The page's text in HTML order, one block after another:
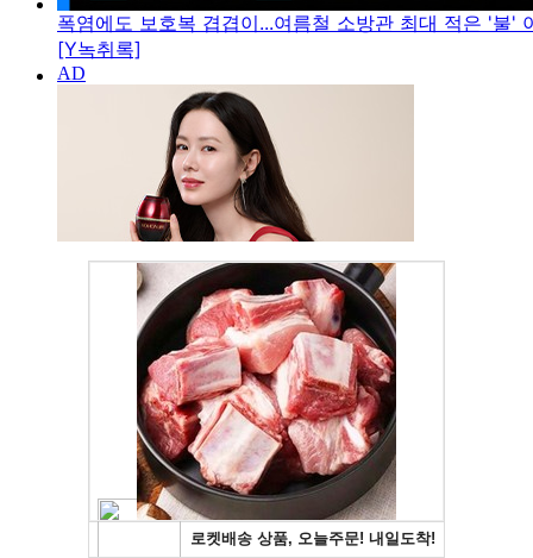
폭염에도 보호복 겹겹이...여름철 소방관 최대 적은 '불'
[Y녹취록]